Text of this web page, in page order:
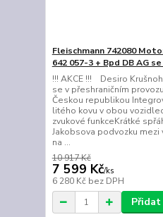
Fleischmann 742080
642 057-3 + Bpd DB AG
!!! AKCE !!! Desiro
se v přeshraničním
Českou republikou
litého kovu v obou
zvukové funkceKrátké
Jakobsova podvozku mezi
na ...
10 917 Kč
7 599 Kč/ks
6 280 Kč bez DPH